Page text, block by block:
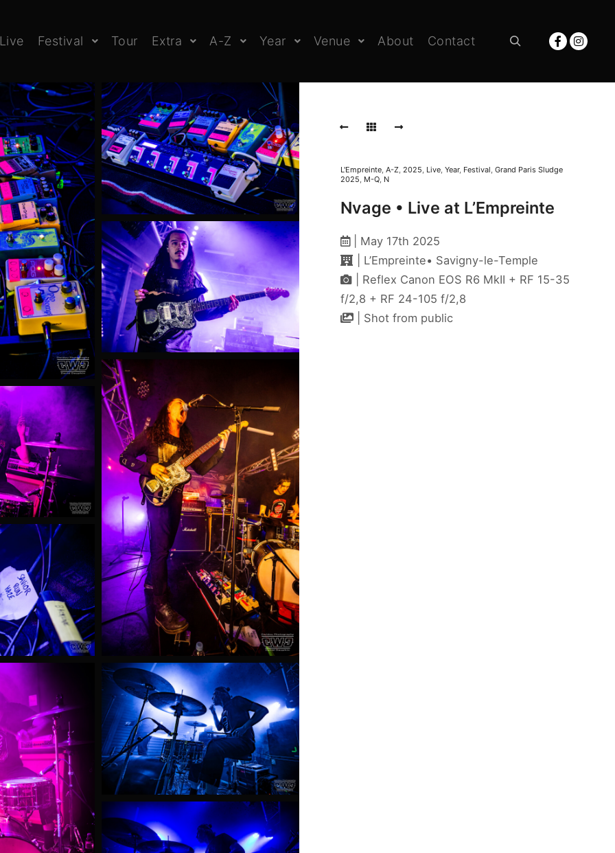
Live Festival Tour Extra A-Z Year Venue About Contact
L'Empreinte, A-Z, 2025, Live, Year, Festival, Grand Paris Sludge
2025, M-Q, N
Nvage • Live at L’Empreinte
| May 17th 2025
| L’Empreinte• Savigny-le-Temple
| Reflex Canon EOS R6 MkII + RF 15-35
f/2,8 + RF 24-105 f/2,8
| Shot from public